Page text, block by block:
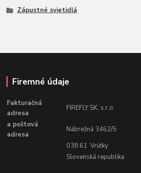
Zápustné svietidlá
Firemné údaje
Fakturačná
adresa
FIREFLY SK, s.r.o.
a poštová
adresa
Nábrežná 3462/5
038 61 Vrútky
Slovenská republika